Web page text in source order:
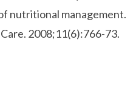
nutritional management.
2008;11(6):766-73.